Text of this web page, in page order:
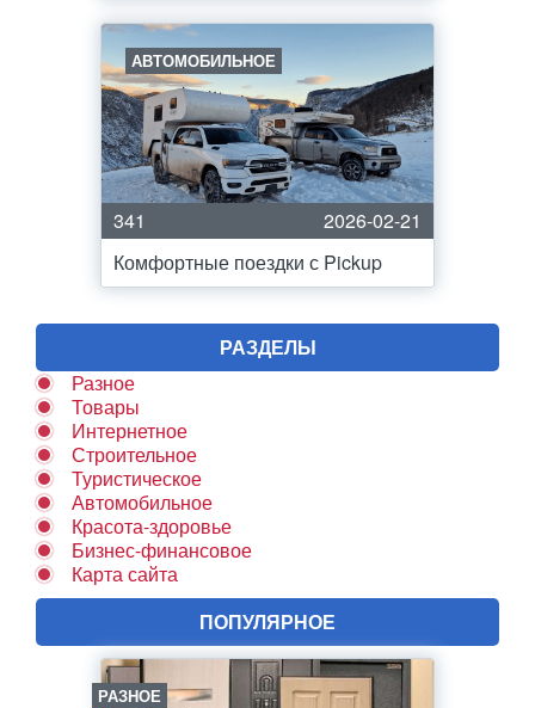
АВТОМОБИЛЬНОЕ
341
2026-02-21
Комфортные поездки с Pickup
РАЗДЕЛЫ
Разное
Товары
Интернетное
Строительное
Туристическое
Автомобильное
Красота-здоровье
Бизнес-финансовое
Карта сайта
ПОПУЛЯРНОЕ
РАЗНОЕ